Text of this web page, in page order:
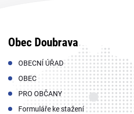
Obec Doubrava
OBECNÍ ÚŘAD
OBEC
PRO OBČANY
Formuláře ke stažení